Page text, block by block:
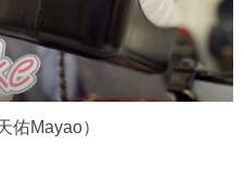
佑Mayao）